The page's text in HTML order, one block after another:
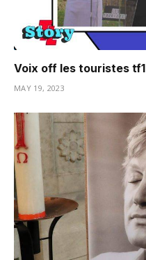
Voix off les touristes tf1
MAY 19, 2023